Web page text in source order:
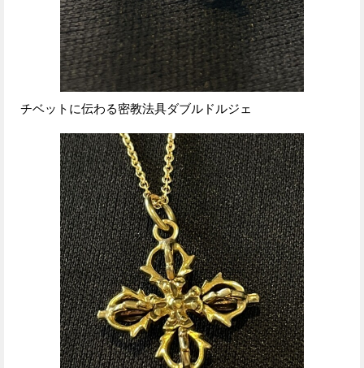
チベットに伝わる密教法具ダブルドルジェ